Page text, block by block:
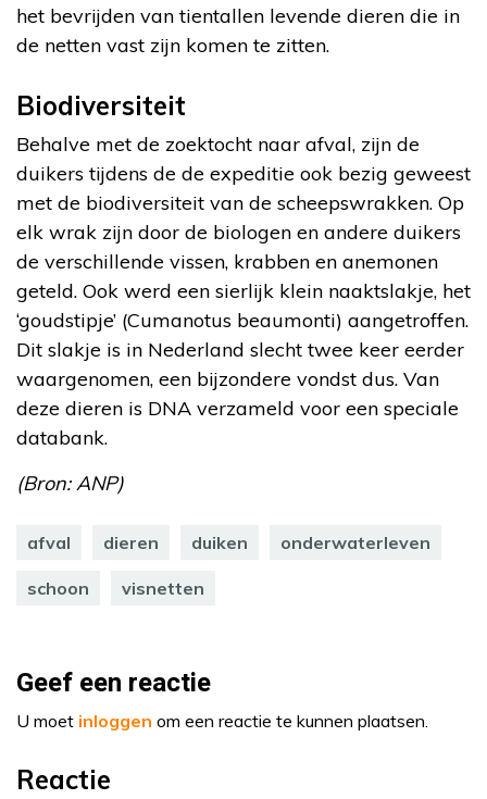
het bevrijden van tientallen levende dieren die in
de netten vast zijn komen te zitten.
Biodiversiteit
Behalve met de zoektocht naar afval, zijn de
duikers tijdens de de expeditie ook bezig geweest
met de biodiversiteit van de scheepswrakken. Op
elk wrak zijn door de biologen en andere duikers
de verschillende vissen, krabben en anemonen
geteld. Ook werd een sierlijk klein naaktslakje, het
‘goudstipje’ (Cumanotus beaumonti) aangetroffen.
Dit slakje is in Nederland slecht twee keer eerder
waargenomen, een bijzondere vondst dus. Van
deze dieren is DNA verzameld voor een speciale
databank.
(Bron: ANP)
afval dieren duiken onderwaterleven
schoon visnetten
Geef een reactie
U moet inloggen om een reactie te kunnen plaatsen.
Reactie